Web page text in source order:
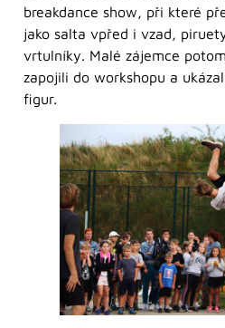
breakdance show, při které
jako salta vpřed i vzad,
vrtulníky. Malé zájemce
zapojili do workshopu a
figur.